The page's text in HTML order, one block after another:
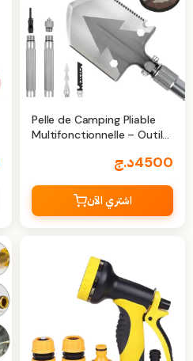
Pelle de Camping Pliable
Multifonctionnelle – Outil
4500د.ج
اشتري الآن